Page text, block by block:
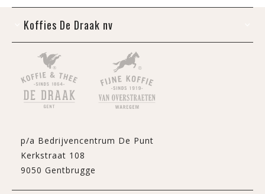
Koffies De Draak nv
p/a Bedrijvencentrum De Punt
Kerkstraat 108
9050 Gentbrugge